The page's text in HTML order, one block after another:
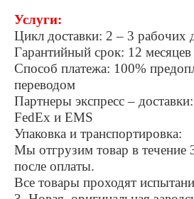
Услуги:
Цикл доставки: 2 – 3 рабочих
Гарантийный срок: 12 месяцев
Способ платежа: 100%
переводом
Партнеры экспресс –
FedEx и EMS
Упаковка и транспортировка:
Мы отгрузим товар в течение
после оплаты.
Все товары проходят